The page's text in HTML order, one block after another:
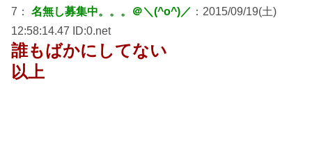
7： 名無し募集中。。。＠＼(^o^)／ ：2015/09/19(土)
12:58:14.47 ID:0.net
誰もばかにしてない
以上